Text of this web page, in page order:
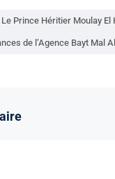
Le Prince Héritier Moulay El
de l’Agence Bayt Mal